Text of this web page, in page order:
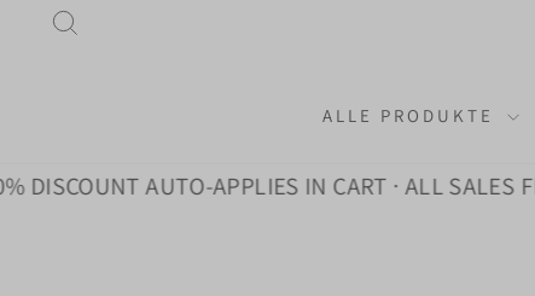
ALLE PRODUKTE
DISCOUNT AUTO-APPLIES IN CART · ALL SALES